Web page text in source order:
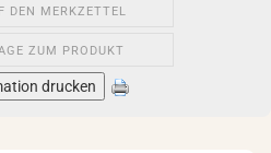
DEN MERKZETTEL
ZUM PRODUKT
drucken